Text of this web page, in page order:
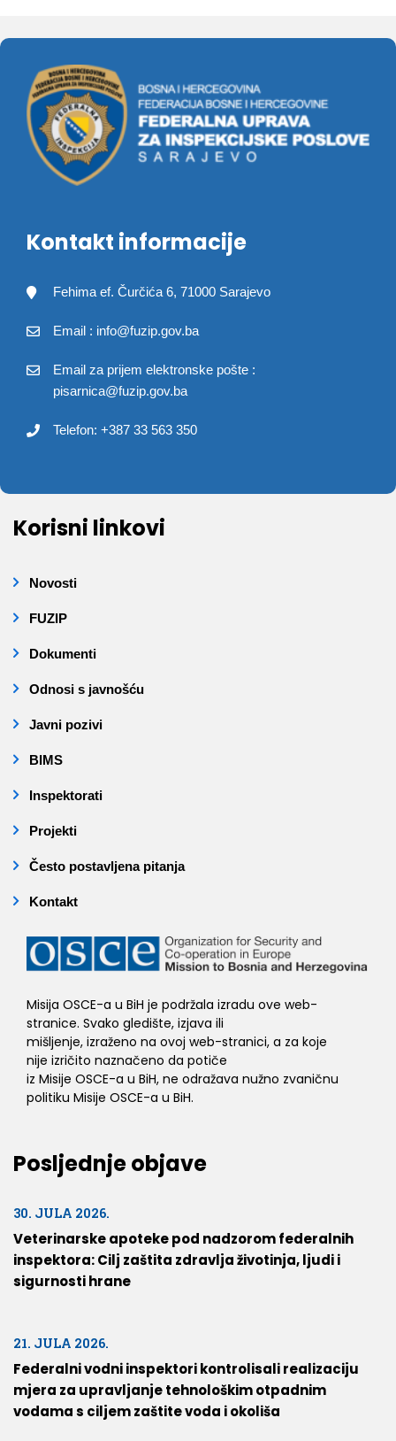
Kontakt informacije
Fehima ef. Čurčića 6, 71000 Sarajevo
Email : info@fuzip.gov.ba
Email za prijem elektronske pošte :
pisarnica@fuzip.gov.ba
Telefon: +387 33 563 350
Korisni linkovi
Novosti
FUZIP
Dokumenti
Odnosi s javnošću
Javni pozivi
BIMS
Inspektorati
Projekti
Često postavljena pitanja
Kontakt
Misija OSCE-a u BiH je podržala izradu ove web-
stranice. Svako gledište, izjava ili
mišljenje, izraženo na ovoj web-stranici, a za koje
nije izričito naznačeno da potiče
iz Misije OSCE-a u BiH, ne odražava nužno zvaničnu
politiku Misije OSCE-a u BiH.
Posljednje objave
30. JULA 2026.
Veterinarske apoteke pod nadzorom federalnih
inspektora: Cilj zaštita zdravlja životinja, ljudi i
sigurnosti hrane
21. JULA 2026.
Federalni vodni inspektori kontrolisali realizaciju
mjera za upravljanje tehnološkim otpadnim
vodama s ciljem zaštite voda i okoliša